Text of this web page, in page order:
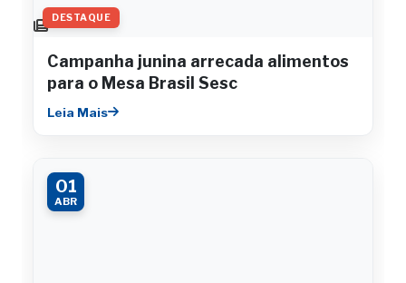
DESTAQUE
Campanha junina arrecada alimentos
para o Mesa Brasil Sesc
Leia Mais
01
ABR